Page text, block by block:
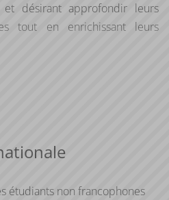
désirant approfondir leurs
tout en enrichissant leurs
en cas de réussite ainsi
notes obtenues ainsi que le
étudiants non francophones